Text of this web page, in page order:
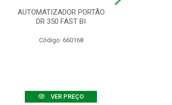
AUTOMATIZADOR PORTÃO
DR 350 FAST BI
Código: 660168
VER PREÇO